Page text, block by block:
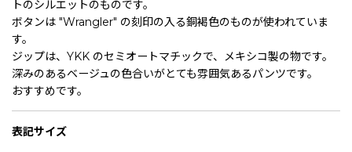
トのシルエットのものです。
ボタンは "Wrangler" の刻印の入る銅褐色のものが使われていま
す。
ジップは、YKK のセミオートマチックで、メキシコ製の物です。
深みのあるベージュの色合いがとても雰囲気あるパンツです。
おすすめです。
表記サイズ